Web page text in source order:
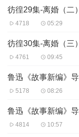
彷徨29集-离婚（二）
4718 05:29
彷徨30集-离婚（三）
4761 09:45
5178 08:26
4814 10:57